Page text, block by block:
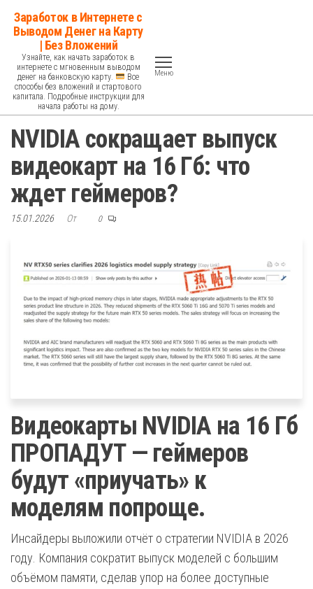
Перейти
содержимому
Заработок в Интернете с
Выводом Денег на Карту
| Без Вложений
Узнайте, как начать заработок в
интернете с мгновенным выводом
денег на банковскую карту.
Все
способы без вложений и стартового
капитала. Подробные инструкции для
начала работы на дому.
Меню
NVIDIA сокращает выпуск
видеокарт на 16 Гб: что
ждет геймеров?
15.01.2026 От 0
Видеокарты NVIDIA на 16 Гб
ПРОПАДУТ — геймеров
будут «приучать» к
моделям попроще.
Инсайдеры выложили отчёт о стратегии NVIDIA в 2026
году. Компания сократит выпуск моделей с большим
объёмом памяти, сделав упор на более доступные